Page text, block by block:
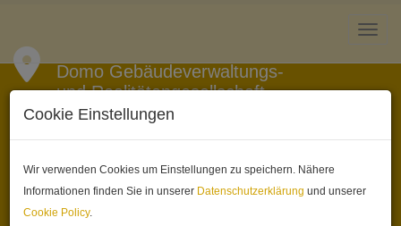
Domo Gebäudeverwaltungs-
und Realitätengesellschaft
m.b.H.
Untere Viaduktgasse 51/10
1030 Wien
Cookie Einstellungen
Wir verwenden Cookies um Einstellungen zu speichern. Nähere
Informationen finden Sie in unserer Datenschutzerklärung und unserer
Cookie Policy.